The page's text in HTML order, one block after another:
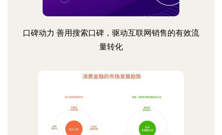
口碑动力 善用搜索口碑，驱动互联网销售的有效流
量转化